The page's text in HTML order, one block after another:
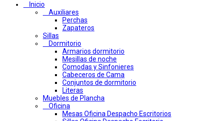
Inicio
Auxiliares
Perchas
Zapateros
Sillas
Dormitorio
Armarios dormitorio
Mesillas de noche
Comodas y Sinfonieres
Cabeceros de Cama
Conjuntos de dormitorio
Literas
Muebles de Plancha
Oficina
Mesas Oficina Despacho Escritorios